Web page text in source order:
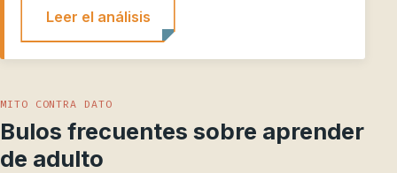
Leer el análisis
MITO CONTRA DATO
Bulos frecuentes sobre aprender
de adulto